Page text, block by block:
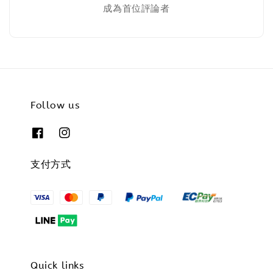
成為首位評論者
Follow us
支付方式
Quick links